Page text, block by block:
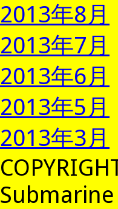
2013年8月
2013年7月
2013年6月
2013年5月
2013年3月